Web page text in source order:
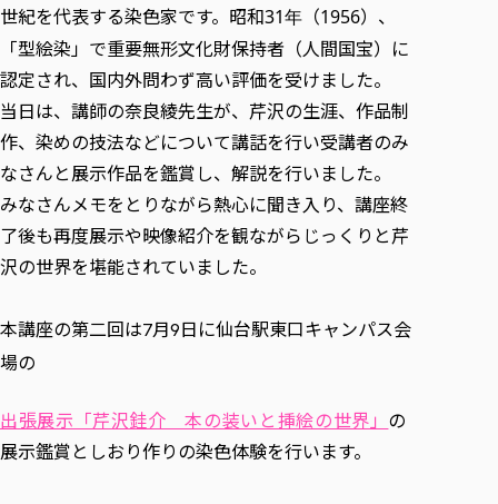
学生自主活動支援
社会人学生の育児支援（一時預かり）
学生総合補償制度
スポーツ傷害保険
世紀を代表する染色家です。昭和31年 （1956）、
「型絵染」で重要無形文化財保持者（人間国宝）に
認定され、国内外問わず高い評価を受けました。
当日は、講師の奈良綾先生が、芹沢の生涯、作品制
作、染めの技法などについて講話を行い受講者のみ
なさんと展示作品を鑑賞し、解説を行いました。
みなさんメモをとりながら熱心に聞き入り、講座終
了後も再度展示や映像紹介を観ながらじっくりと芹
沢の世界を堪能されていました。
本講座の第二回は7月9日に仙台駅東口キャンパス会
場の
出張展示「芹沢銈介 本の装いと挿絵の世界」 の
展示鑑賞としおり作りの染色体験を行います。